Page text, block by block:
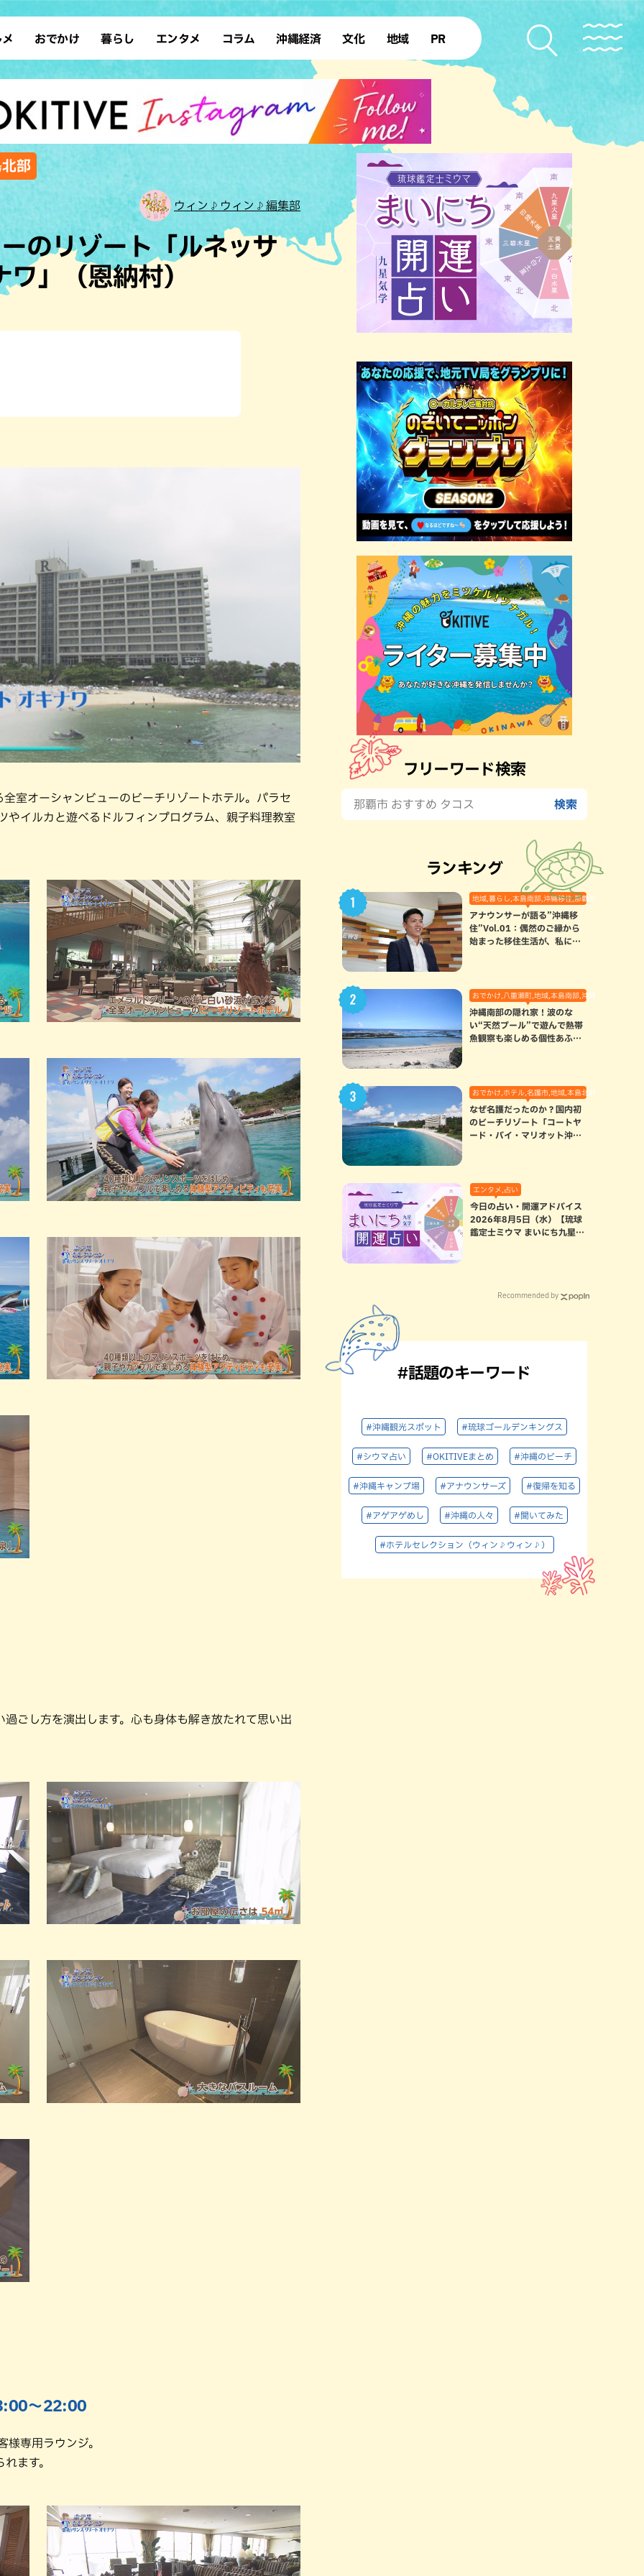
ン 沖縄そば
ウト カフェ
和食・日本料理
理
イタリアン
フレンチ
・焼肉 焼鳥・串料理
肉料理 居酒屋・バー
イキング
おでかけ
デート ドライブ
散歩 ソロ活
歴史
アート
ホテル
サウナ 公園
沖縄の海
暮らし
レシピ SDGs
ファッション ローカルニュース
沖縄移住 沖縄旧暦行事
エンタメ
スポーツ 占い
タレント・芸人 テレビ
コラム 沖縄経済 文化
復帰50年
地域
本島北部
本島南部 先島諸島
北部離島
PR
部
ウィン♪ウィン♪編集部
のリゾート「ルネッサ
」（恩納村）
室オーシャンビューのビーチリゾートホテル。パラセ
イルカと遊べるドルフィンプログラム、親子料理教室
ごし方を演出します。心も身体も解き放たれて思い出
〜22:00
専用ラウンジ。
ます。
フリーワード検索
ランキング
地域,暮らし,本島南部,沖縄移住,那覇市
アナウンサーが語る”沖縄移
住”Vol.01：偶然のご縁から
始まった移住生活が、私にと
おでかけ,八重瀬町,地域,本島南部,沖縄の海,自然
沖縄南部の隠れ家！波のな
い“天然プール”で遊んで熱帯
魚観察も楽しめる個性あふれ
おでかけ,ホテル,名護市,地域,本島北部
なぜ名護だったのか？国内初
のビーチリゾート「コートヤ
ード・バイ・マリオット沖縄
エンタメ,占い
今日の占い・開運アドバイス
2026年8月5日（水）【琉球
鑑定士ミウマ まいにち九星気
Recommended by
#話題のキーワード
#沖縄観光スポット #琉球ゴールデンキングス
#シウマ占い #OKITIVEまとめ #沖縄のビーチ
#沖縄キャンプ場 #アナウンサーズ #復帰を知る
#アゲアゲめし #沖縄の人々 #聞いてみた
#ホテルセレクション（ウィン♪ウィン♪）